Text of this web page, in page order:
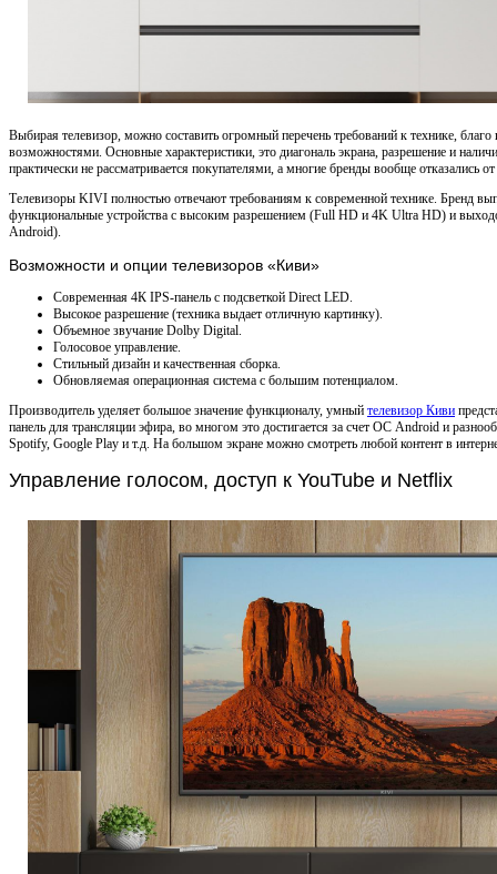
Выбирая телевизор, можно составить огромный перечень требований к технике,
возможностями. Основные характеристики, это диагональ экрана, разрешение и
практически не рассматривается покупателями, а многие бренды вообще отказались
Телевизоры KIVI полностью отвечают требованиям к современной технике. Бренд
функциональные устройства с высоким разрешением (Full HD и 4K Ultra HD) и
Android).
Возможности и опции телевизоров «Киви»
Современная 4К IPS-панель с подсветкой Direct LED.
Высокое разрешение (техника выдает отличную картинку).
Объемное звучание Dolby Digital.
Голосовое управление.
Стильный дизайн и качественная сборка.
Обновляемая операционная система с большим потенциалом.
Производитель уделяет большое значение функционалу, умный телевизор Киви
панель для трансляции эфира, во многом это достигается за счет ОС Android и
Spotify, Google Play и т.д. На большом экране можно смотреть любой контент в
Управление голосом, доступ к YouTube и Netflix